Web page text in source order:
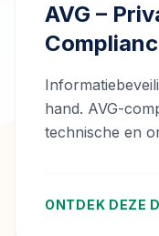
AVG –
hand. AVG-
technische en
ONTDEK DEZE